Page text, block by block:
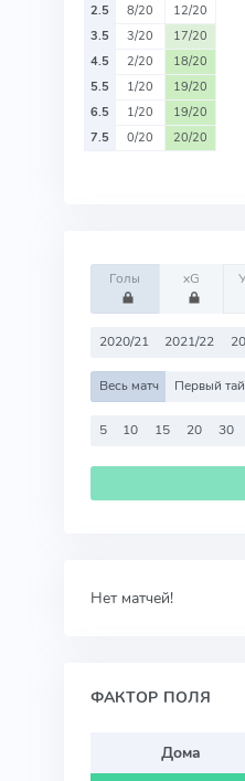
2.5
8/20
12/20
3.5
3/20
17/20
4.5
2/20
18/20
5.5
1/20
19/20
6.5
1/20
19/20
7.5
0/20 20/20
Голы xG
2020/21 2021/22
Весь матч Первый
5 10 15 20 30
Нет матчей!
ФАКТОР ПОЛЯ
Дома